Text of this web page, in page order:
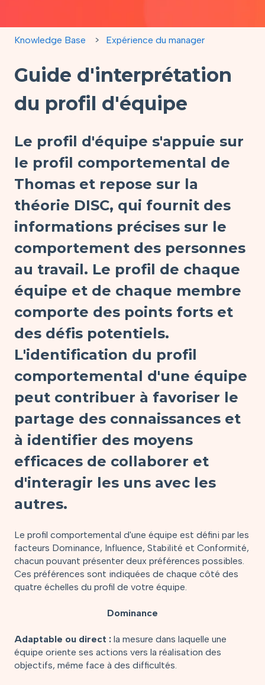
Knowledge Base Expérience du manager
Guide d'interprétation
du profil d'équipe
Le profil d'équipe s'appuie sur
le profil comportemental de
Thomas et repose sur la
théorie DISC, qui fournit des
informations précises sur le
comportement des personnes
au travail. Le profil de chaque
équipe et de chaque membre
comporte des points forts et
des défis potentiels.
L'identification du profil
comportemental d'une équipe
peut contribuer à favoriser le
partage des connaissances et
à identifier des moyens
efficaces de collaborer et
d'interagir les uns avec les
autres.
Le profil comportemental d'une équipe est défini par les
facteurs Dominance, Influence, Stabilité et Conformité,
chacun pouvant présenter deux préférences possibles.
Ces préférences sont indiquées de chaque côté des
quatre échelles du profil de votre équipe.
Dominance
Adaptable ou direct : la mesure dans laquelle une
équipe oriente ses actions vers la réalisation des
objectifs, même face à des difficultés.